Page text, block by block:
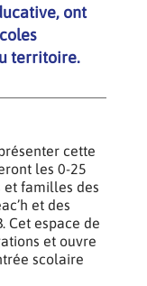
ont
territoire.
cette
les 0-25
et familles des
et des
Cet espace de
et ouvre
scolaire